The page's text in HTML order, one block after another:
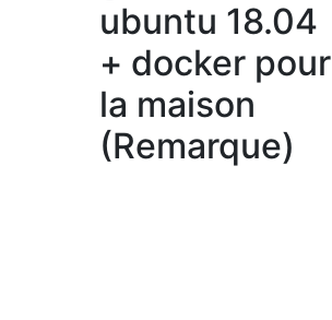
ubuntu 18.04
+ docker pour
la maison
(Remarque)